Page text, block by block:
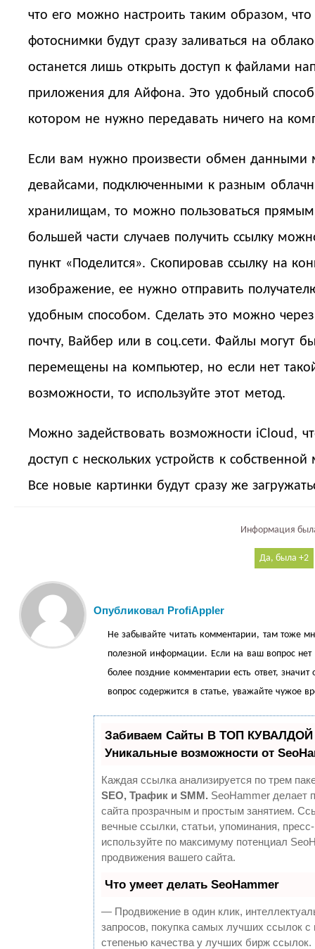
что его можно настроить таким образом, что
фотоснимки будут сразу заливаться на
останется лишь открыть доступ к файлами
приложения для Айфона. Это удобный
котором не нужно передавать ничего на
Если вам нужно произвести обмен данными
девайсами, подключенными к разным
хранилищам, то можно пользоваться
большей части случаев получить ссылку
пункт «Поделится». Скопировав ссылку на
изображение, ее нужно отправить
удобным способом. Сделать это можно
почту, Вайбер или в соц.сети. Файлы могут
перемещены на компьютер, но если нет
возможности, то используйте этот метод.
Можно задействовать возможности iCloud,
доступ с нескольких устройств к собственной
Все новые картинки будут сразу же
Информация
2
Опубликовал ProfiAppler
Не забывайте читать комментарии, там тоже
полезной информации. Если на ваш вопрос нет
более поздние комментарии есть ответ, значит
вопрос содержится в статье, уважайте чужое
Забиваем Сайты В ТОП КУВАЛДОЙ
Уникальные возможности от
Каждая ссылка анализируется по трем
SEO, Трафик и SMM. SeoHammer делает
сайта прозрачным и простым занятием.
вечные ссылки, статьи, упоминания,
используйте по максимуму потенциал
продвижения вашего сайта.
Что умеет делать SeoHammer
— Продвижение в один клик,
запросов, покупка самых лучших ссылок с
степенью качества у лучших бирж ссылок.